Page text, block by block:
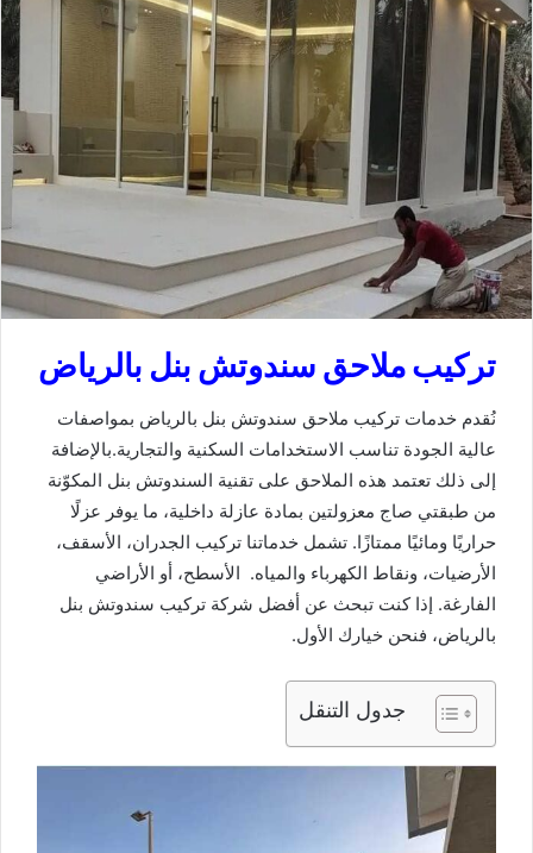
تركيب ملاحق سندوتش بنل بالرياض
نُقدم خدمات تركيب ملاحق سندوتش بنل بالرياض بمواصفات
عالية الجودة تناسب الاستخدامات السكنية والتجارية.بالإضافة
إلى ذلك تعتمد هذه الملاحق على تقنية السندوتش بنل المكوّنة
من طبقتي صاج معزولتين بمادة عازلة داخلية، ما يوفر عزلًا
حراريًا ومائيًا ممتازًا. تشمل خدماتنا تركيب الجدران، الأسقف،
الأرضيات، ونقاط الكهرباء والمياه. الأسطح، أو الأراضي
الفارغة. إذا كنت تبحث عن أفضل شركة تركيب سندوتش بنل
بالرياض، فنحن خيارك الأول.
جدول التنقل